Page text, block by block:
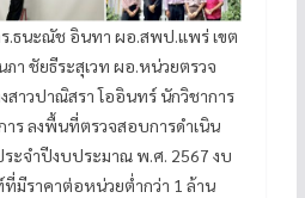
.ธนะณัช อินทา ผอ.สพป.แพร่ เขต
า ชัยธีระสุเวท ผอ.หน่วยตรวจ
าวปาณิสรา โออินทร์ นักวิชาการ
ร ลงพื้นที่ตรวจสอบการดำเนิน
ะจำปีงบประมาณ พ.ศ. 2567 งบ
มีราคาต่อหน่วยต่ำกว่า 1 ล้าน